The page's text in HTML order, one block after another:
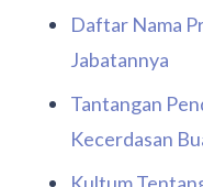
Daftar Nama
Jabatannya
Tantangan
Kecerdasan